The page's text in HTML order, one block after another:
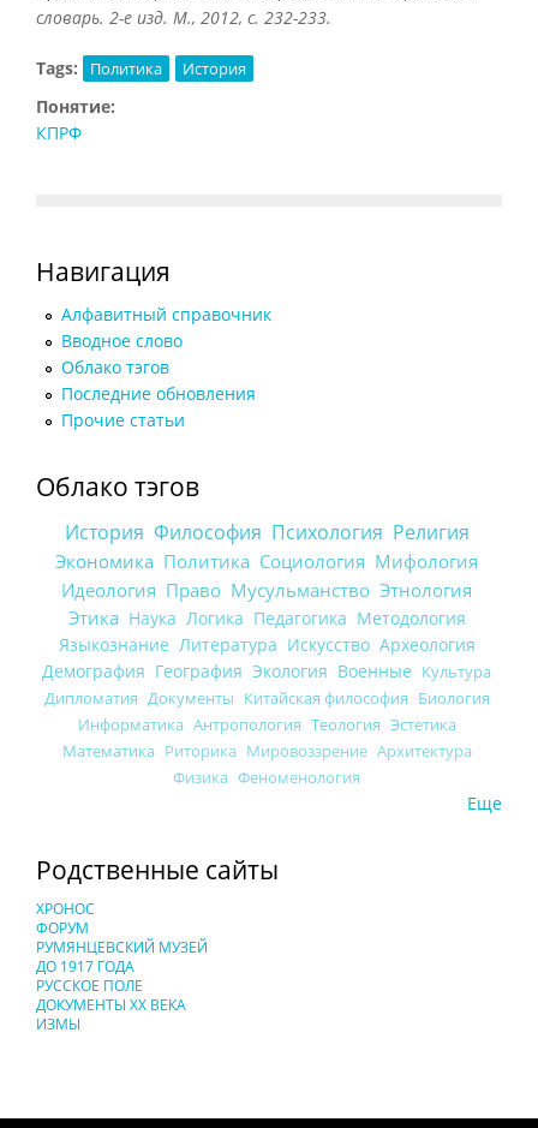
словарь. 2-е изд. М., 2012, с. 232-233.
Tags: Политика История
Понятие:
КПРФ
Навигация
Алфавитный справочник
Вводное слово
Облако тэгов
Последние обновления
Прочие статьи
Облако тэгов
История Философия Психология Религия
Экономика Политика Социология Мифология
Идеология Право Мусульманство Этнология
Этика Наука Логика Педагогика Методология
Языкознание Литература Искусство Археология
Демография География Экология Военные Культура
Дипломатия Документы Китайская философия Биология
Информатика Антропология Теология Эстетика
Математика Риторика Мировоззрение Архитектура
Физика Феноменология
Еще
Родственные сайты
ХРОНОС
ФОРУМ
РУМЯНЦЕВСКИЙ МУЗЕЙ
ДО 1917 ГОДА
РУССКОЕ ПОЛЕ
ДОКУМЕНТЫ XX ВЕКА
ИЗМЫ